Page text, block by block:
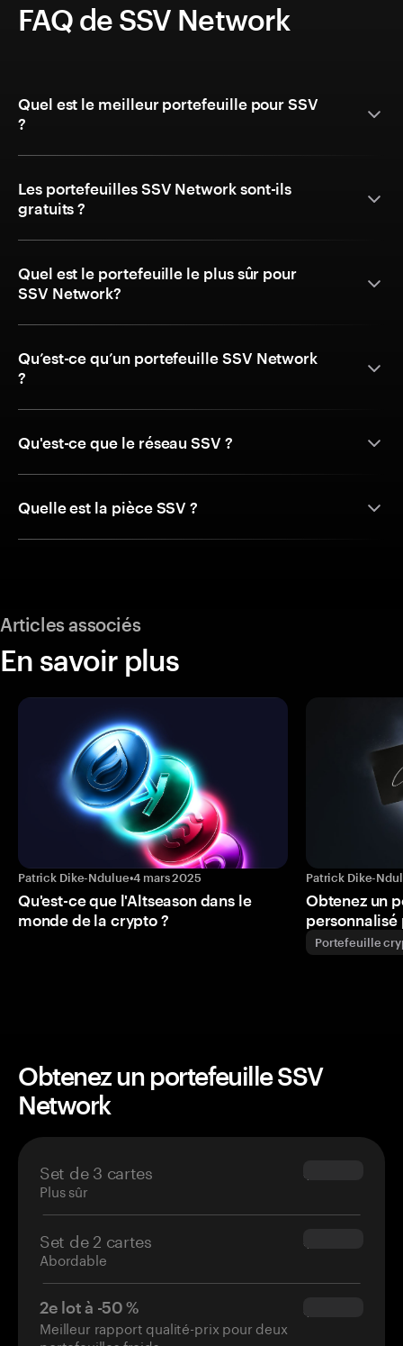
FAQ de SSV Network
Quel est le meilleur portefeuille pour SSV
?
Les portefeuilles SSV Network sont-ils
gratuits ?
Quel est le portefeuille le plus sûr pour
SSV Network?
Qu’est-ce qu’un portefeuille SSV Network
?
Qu'est-ce que le réseau SSV ?
Quelle est la pièce SSV ?
Articles associés
En savoir plus
Patrick Dike-Ndulue•4 mars 2025
Qu'est-ce que l'Altseason dans le
monde de la crypto ?
Patrick Dike-
Obtenez un
personnalisé
Portefeuille
Obtenez un portefeuille SSV
Network
Set de 3 cartes
Plus sûr
$69.90
Set de 2 cartes
Abordable
$54.90
2e lot à -50 %
Meilleur rapport qualité-prix pour deux
$34.95